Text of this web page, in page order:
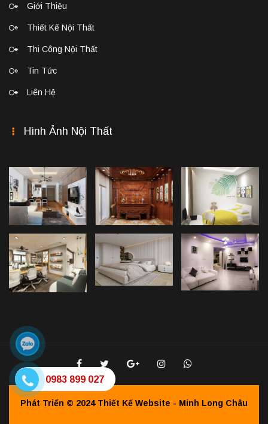
0983 899 027
Giới Thiệu
Thiết Kế Nội Thất
Thi Công Nội Thất
Tin Tức
Liên Hệ
Hình Ảnh Nội Thất
Phát Triển © 2024 Thiết Kế Website - Minh Long Châu